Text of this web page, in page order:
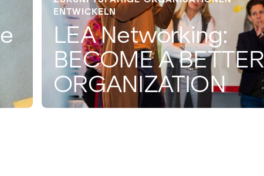
ENTWICKELN
LEA Networking:
BECOME A BETTER
ORGANIZATION